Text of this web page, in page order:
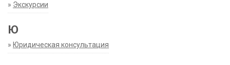
» Экскурсии
Ю
» Юридическая консультация